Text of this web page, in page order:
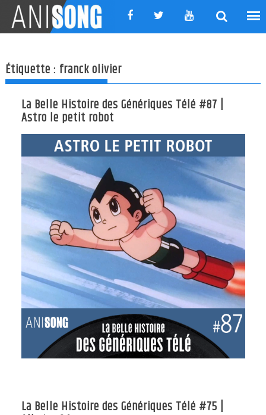
content
Étiquette : franck olivier
La Belle Histoire des Génériques Télé #87 |
Astro le petit robot
La Belle Histoire des Génériques Télé #75 |